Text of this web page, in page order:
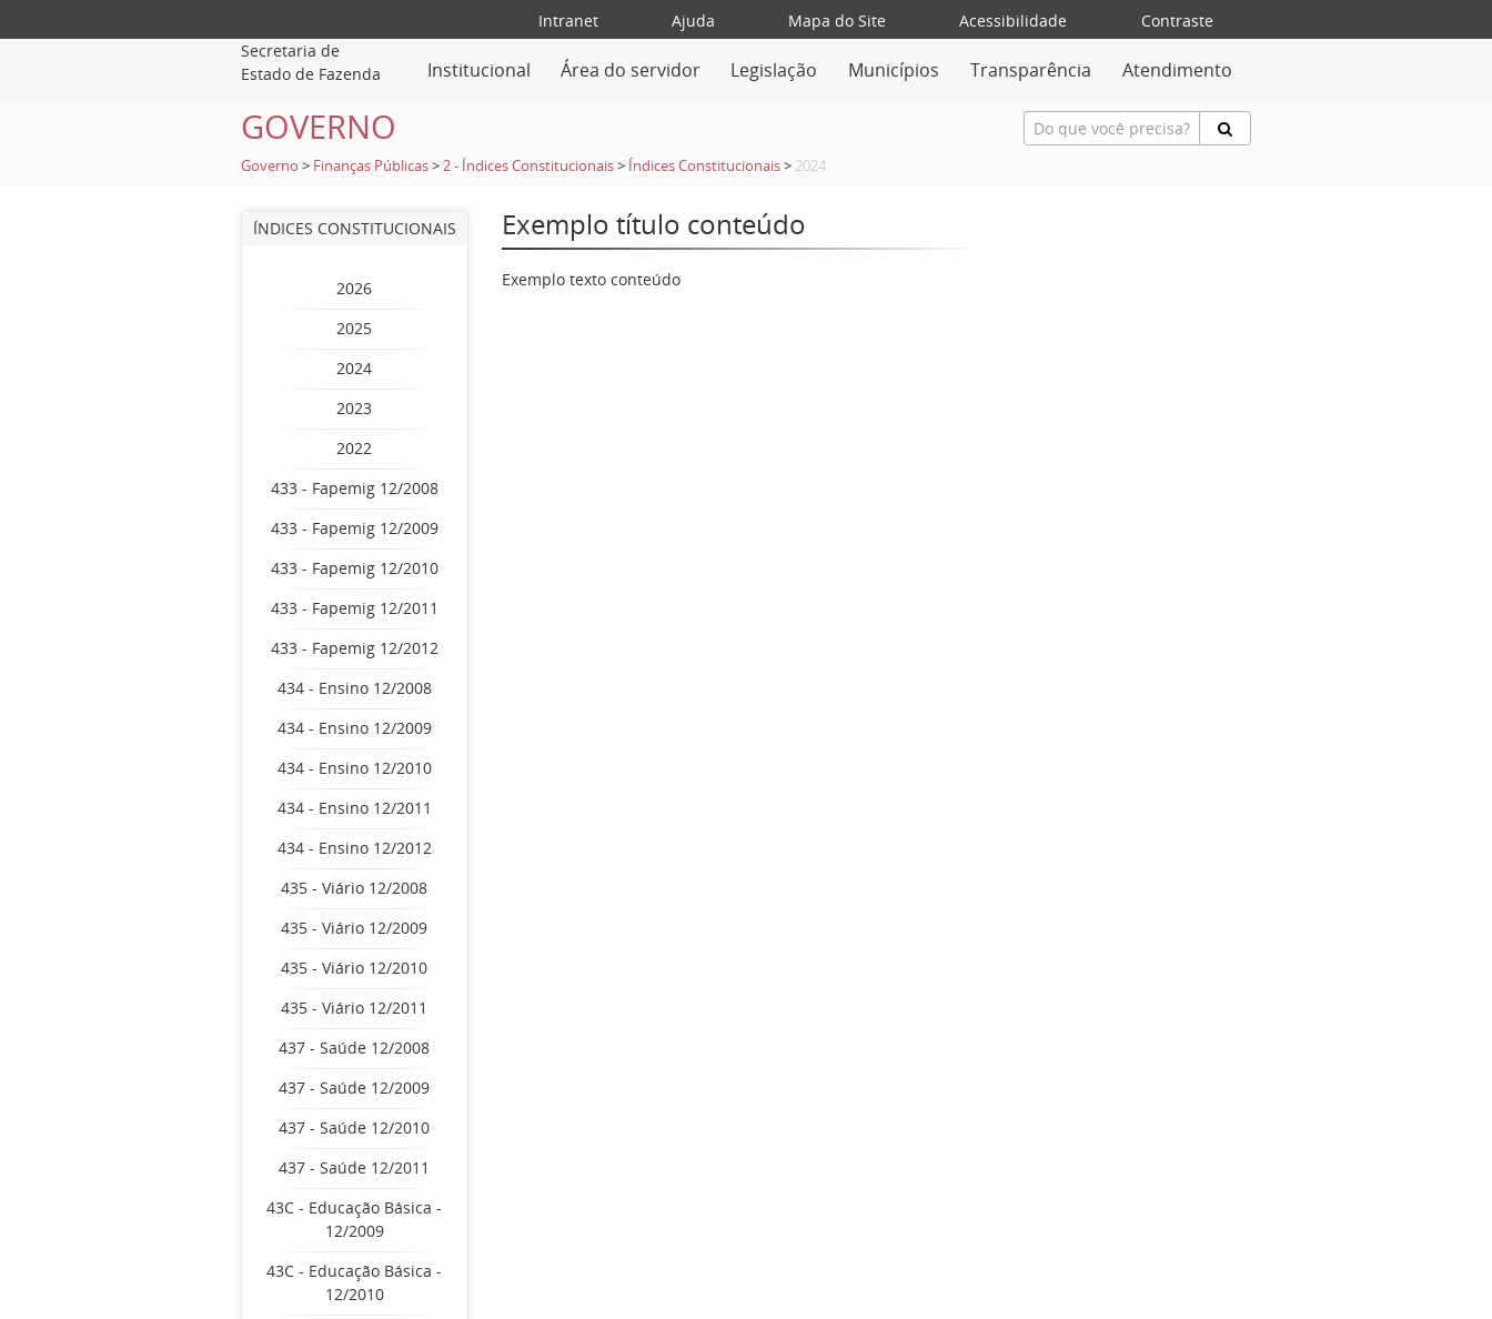
Intranet Ajuda Mapa do Site Acessibilidade
Contraste
Secretaria de
Estado de Fazenda
Institucional Área do servidor Legislação Municípios Transparência Atendimento
GOVERNO
Governo > Finanças Públicas >2 - Índices Constitucionais > Índices Constitucionais > 2024
ÍNDICES CONSTITUCIONAIS
2026
2025
2024
2023
2022
433 - Fapemig 12/2008
433 - Fapemig 12/2009
433 - Fapemig 12/2010
433 - Fapemig 12/2011
433 - Fapemig 12/2012
434 - Ensino 12/2008
434 - Ensino 12/2009
434 - Ensino 12/2010
434 - Ensino 12/2011
434 - Ensino 12/2012
435 - Viário 12/2008
435 - Viário 12/2009
435 - Viário 12/2010
435 - Viário 12/2011
437 - Saúde 12/2008
437 - Saúde 12/2009
437 - Saúde 12/2010
437 - Saúde 12/2011
43C - Educação Básica -
12/2009
43C - Educação Básica -
12/2010
Exemplo título conteúdo
Exemplo texto conteúdo